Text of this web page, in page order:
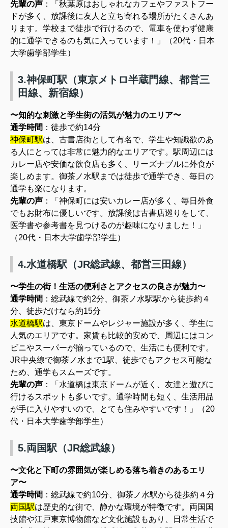
先輩の声 ：
「秋葉原はおしゃれなカフェやファストフー
ドが多く、放課後に友人と立ち寄れる場所がたくさんあ
ります。学校まで徒歩で行けるので、電車を使わず健康
的に通学できるのも気に入っています！」（20代・日本
大学歯学部学生）
3.神保町駅（東京メトロ半蔵門線、都営三
田線、新宿線）
〜知的な刺激と学生街の活気が魅力のエリア〜
通学時間 ：徒歩で約14分
神保町駅は、古書店街として有名で、学生や知識欲のあ
る人にとっては非常に魅力的なエリアです。駅周辺には
カレー店や安価な飲食店も多く、リーズナブルに外食が
楽しめます。御茶ノ水駅までは徒歩で通学でき、毎日の
通学も楽になります。
先輩の声 ：
「神保町には安いカレー店が多く、毎日外食
でもお財布に優しいです。放課後は古書店巡りをして、
医学書や参考書を見つけるのが趣味になりました！」
（20代・日本大学歯学部学生）
4.水道橋駅（JR総武線、都営三田線）
〜学生の街！生活の便利さとアクセスの良さが魅力〜
通学時間 ：総武線で約2分、御茶ノ水駅駅から徒歩約４
分、徒歩だけなら約15分
水道橋駅は、東京ドームやレジャー施設が多く、学生に
人気のエリアです。家賃も比較的安めで、周辺にはコン
ビニやスーパーが揃っているので、生活にも便利です。
JR中央線で御茶ノ水まで1駅、徒歩でもアクセス可能な
ため、通学もスムーズです。
先輩の声 ：
「水道橋は東京ドームが近く、友達と遊びに
行けるスポットも多いです。通学時間も短く、生活用品
が手に入りやすいので、とても住みやすいです！」（20
代・日本大学歯学部学生）
5.両国駅（JR総武線）
〜文化と下町の雰囲気が楽しめる落ち着きのあるエリ
ア〜
通学時間 ：総武線で約10分、御茶ノ水駅から徒歩約４分
両国駅は歴史的な街で、静かな環境が特徴です。両国国
技館や江戸東京博物館など文化施設もあり、日常生活で